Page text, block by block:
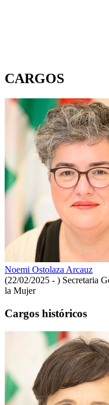
CARGOS
Noemi Ostolaza Arcauz
(22/02/2025 - ) Secretaria
la Mujer
Cargos históricos